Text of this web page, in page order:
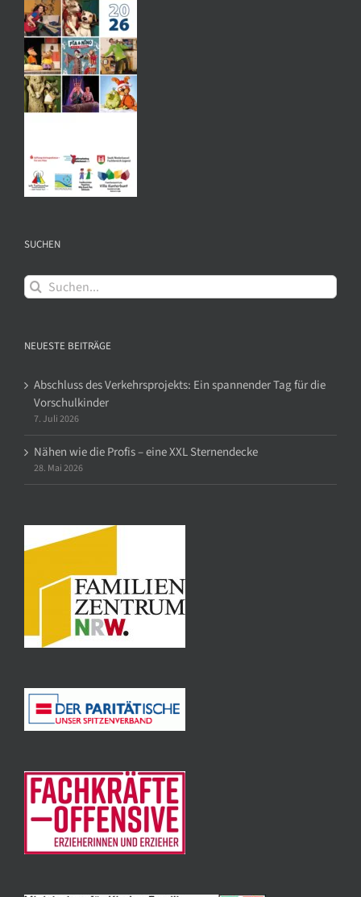
SUCHEN
Suche
nach:
NEUESTE BEITRÄGE
Abschluss des Verkehrsprojekts: Ein spannender Tag für die
Vorschulkinder
7. Juli 2026
Nähen wie die Profis – eine XXL Sternendecke
28. Mai 2026